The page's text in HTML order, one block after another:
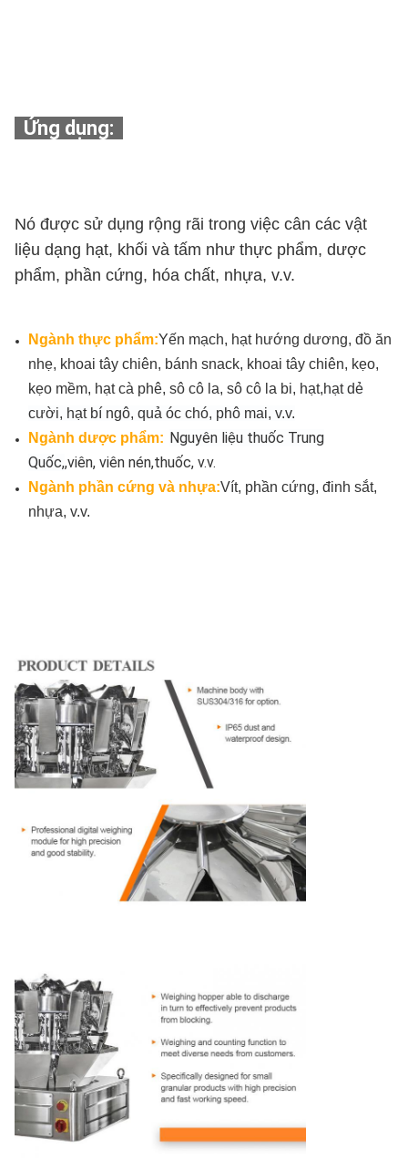
Ứng dụng:
Nó được sử dụng rộng rãi trong việc cân các vật
liệu dạng hạt, khối và tấm như thực phẩm, dược
phẩm, phần cứng, hóa chất, nhựa, v.v.
Ngành thực phẩm:Yến mạch, hạt hướng dương, đồ ăn
nhẹ, khoai tây chiên, bánh snack, khoai tây chiên, kẹo,
kẹo mềm, hạt cà phê, sô cô la, sô cô la bi, hạt,hạt dẻ
cười, hạt bí ngô, quả óc chó, phô mai, v.v.
Ngành dược phẩm: Nguyên liệu thuốc Trung
Quốc,,viên, viên nén,thuốc, v.v.
Ngành phần cứng và nhựa:Vít, phần cứng, đinh sắt,
nhựa, v.v.